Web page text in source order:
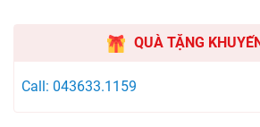
QUÀ TẶNG
Call: 043633.1159